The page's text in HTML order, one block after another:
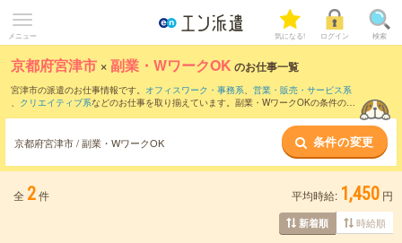
メニュー 気になる! ログイン 検索
京都府宮津市 ×副業・WワークOK のお仕事一覧
宮津市の派遣のお仕事情報です。 オフィスワーク・事務系、 営業・販売・サービス系
、 クリエイティブ系などのお仕事を取り揃えています。副業・WワークOKの条件の他
京都府宮津市 / 副業・WワークOK 条件の変更
全 2件 平均時給: 1,450 円
新着順 時給順